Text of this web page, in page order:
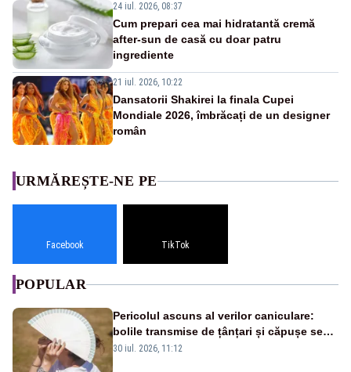
24 iul. 2026, 08:37
Cum prepari cea mai hidratantă cremă
after-sun de casă cu doar patru
ingrediente
21 iul. 2026, 10:22
Dansatorii Shakirei la finala Cupei
Mondiale 2026, îmbrăcați de un designer
român
URMĂREȘTE-NE PE
Facebook TikTok
POPULAR
Pericolul ascuns al verilor caniculare:
bolile transmise de țânțari și căpușe se
extind, iar bacteriile se înmulțesc mai
30 iul. 2026, 11:12